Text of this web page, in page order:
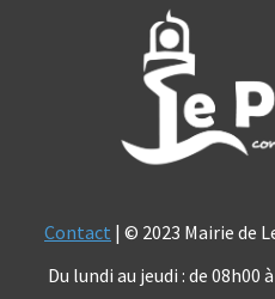
Contact | © 2023 Mairie de
Du lundi au jeudi : de 08h00